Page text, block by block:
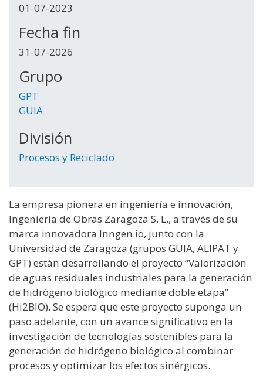
01-07-2023
Fecha fin
31-07-2026
Grupo
GPT
GUIA
División
Procesos y Reciclado
La empresa pionera en ingeniería e innovación,
Ingeniería de Obras Zaragoza S. L., a través de su
marca innovadora Inngen.io, junto con la
Universidad de Zaragoza (grupos GUIA, ALIPAT y
GPT) están desarrollando el proyecto “Valorización
de aguas residuales industriales para la generación
de hidrógeno biológico mediante doble etapa”
(Hi2BIO). Se espera que este proyecto suponga un
paso adelante, con un avance significativo en la
investigación de tecnologías sostenibles para la
generación de hidrógeno biológico al combinar
procesos y optimizar los efectos sinérgicos.